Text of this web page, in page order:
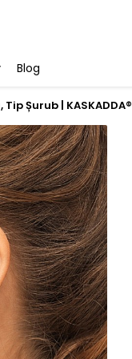
Blog
Șurub | KASKADDA®